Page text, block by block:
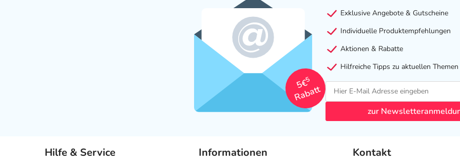
5€
5
Rabatt
Exklusive Angebote & Gutscheine
Individuelle Produktempfehlungen
Aktionen & Rabatte
Hilfreiche Tipps zu aktuellen Themen
zur
Hilfe & Service Informationen Kontakt